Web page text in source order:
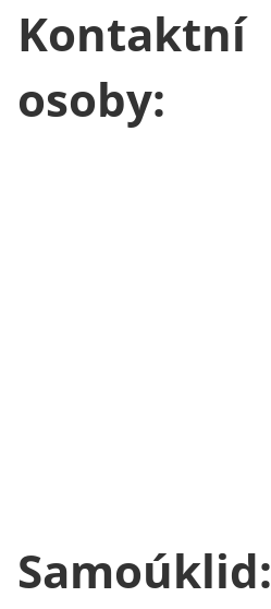
Kontaktní
osoby:
Samoúklid: